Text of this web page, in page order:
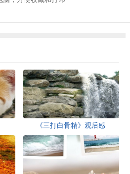
《三打白骨精》观后感